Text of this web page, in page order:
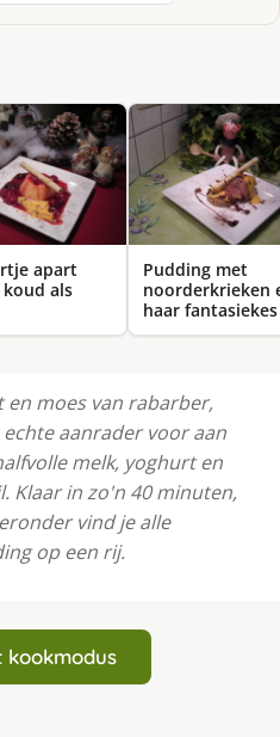
apart
als
Pudding met
noorderkrieken
haar fantasiekes
moes van rabarber,
aanrader voor aan
melk, yoghurt en
Klaar in zo'n 40 minuten,
vind je alle
op een rij.
kookmodus